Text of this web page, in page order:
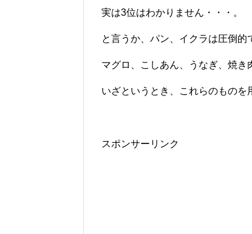
実は3位はわかりません・・・。
と言うか、パン、イクラは圧倒的
マグロ、こしあん、うなぎ、焼き
いざというとき、これらのものを
スポンサーリンク